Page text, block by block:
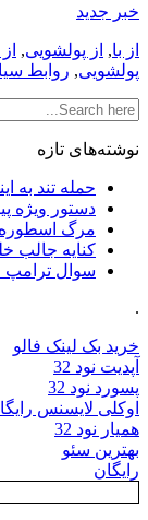
خبر جدید
از با, از پولشويی,
پولشويی, روابط
نوشته‌های تازه
حمله تند به
دستور ویژه
مرگ اسطوره
کنایه جالب
سوال ترامپ
.
خرید بک لینک فالو
آپدیت نود 32
پسورد نود 32
اوکلی لایسنس رایگان
همیار نود 32
بهترین سئو
رایگان